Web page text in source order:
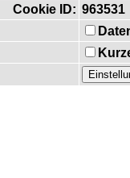
Cookie ID: 963531